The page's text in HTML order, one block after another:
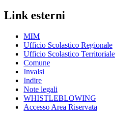
Link esterni
MIM
Ufficio Scolastico Regionale
Ufficio Scolastico Territoriale
Comune
Invalsi
Indire
Note legali
WHISTLEBLOWING
Accesso Area Riservata